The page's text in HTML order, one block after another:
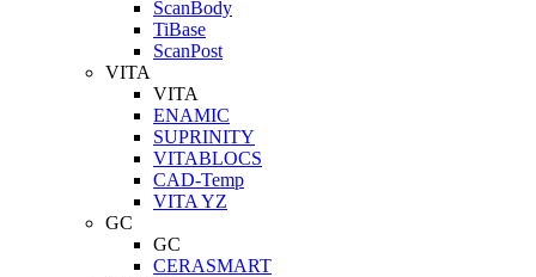
ScanBody
TiBase
ScanPost
VITA
VITA
ENAMIC
SUPRINITY
VITABLOCS
CAD-Temp
VITA YZ
GC
GC
CERASMART